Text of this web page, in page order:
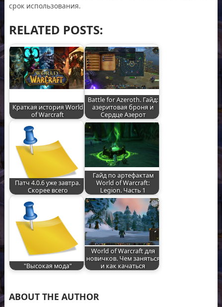
срок использования.
RELATED POSTS:
Краткая история World
of Warcraft
Battle for Azeroth. Гайд:
азеритовая броня и
Сердце Азерот
Патч 4.0.6 уже завтра.
Скорее всего
Гайд по артефактам
World of Warcraft:
Legion. Часть 1
"Высокая мода"
World of Warcraft для
новичков. Чем заняться
и как качаться
ABOUT THE AUTHOR